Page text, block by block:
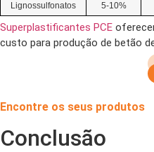
Lignossulfonatos 5-10%
Superplastificantes PCE
custo para produção de betão
Encontre os seus produtos
Conclusão